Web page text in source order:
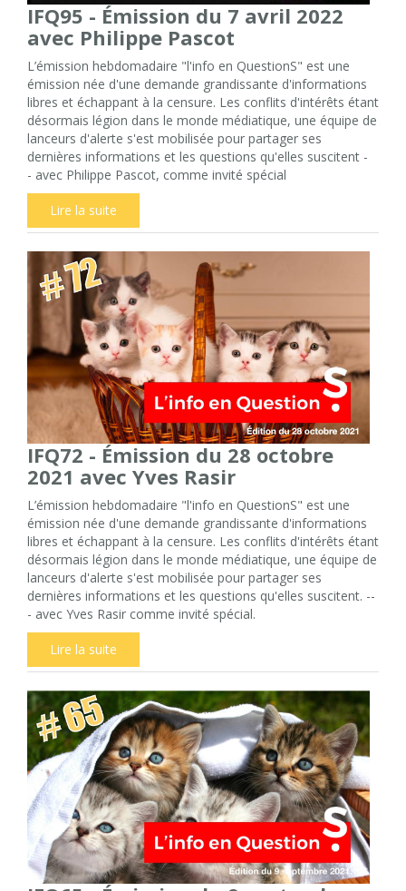
IFQ95 - Émission du 7 avril 2022
avec Philippe Pascot
L’émission hebdomadaire "l'info en QuestionS" est une
émission née d'une demande grandissante d'informations
libres et échappant à la censure. Les conflits d'intérêts étant
désormais légion dans le monde médiatique, une équipe de
lanceurs d'alerte s'est mobilisée pour partager ses
dernières informations et les questions qu'elles suscitent -
- avec Philippe Pascot, comme invité spécial
Lire la suite
IFQ72 - Émission du 28 octobre
2021 avec Yves Rasir
L’émission hebdomadaire "l'info en QuestionS" est une
émission née d'une demande grandissante d'informations
libres et échappant à la censure. Les conflits d'intérêts étant
désormais légion dans le monde médiatique, une équipe de
lanceurs d'alerte s'est mobilisée pour partager ses
dernières informations et les questions qu'elles suscitent. --
- avec Yves Rasir comme invité spécial.
Lire la suite